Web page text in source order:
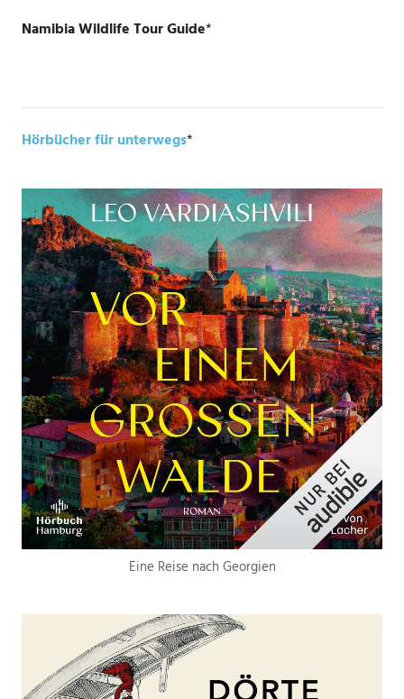
Namibia Wildlife Tour Guide*
Hörbücher für unterwegs*
Eine Reise nach Georgien